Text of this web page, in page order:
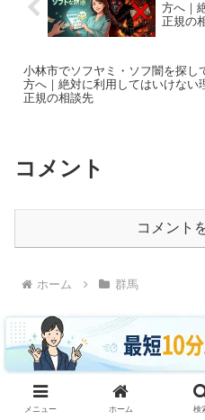
方へ｜
正規の
小林市でソフヤミ・ソフ闇を探し
方へ｜絶対に利用してはいけない
正規の相談先
コメント
コメント
ホーム 群馬
ソフヤミ・ソフ闇に騙
メニュー ホーム 検